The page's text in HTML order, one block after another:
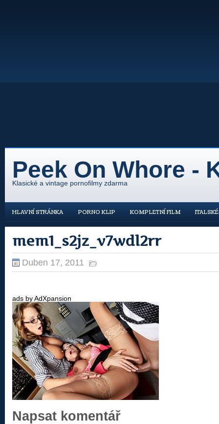
Peek On Whore -
Klasické a vintage pornofilmy zdarma
HLAVNÍ STRÁNKA PORNO KLIP KOMPLETNÍ FILM
mem1_s2jz_v7wdl2rr
Duben 17, 2011
ads by AdXpansion
Napsat komentář